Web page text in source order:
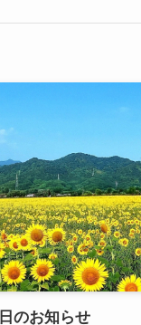
のお知らせ